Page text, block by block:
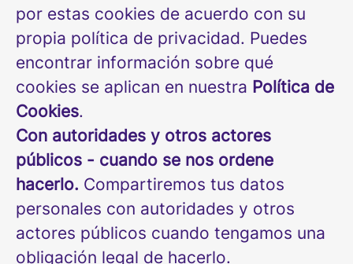
por estas cookies de acuerdo con su
propia política de privacidad. Puedes
encontrar información sobre qué
cookies se aplican en nuestra Política de
Cookies.
Con autoridades y otros actores
públicos - cuando se nos ordene
hacerlo. Compartiremos tus datos
personales con autoridades y otros
actores públicos cuando tengamos una
obligación legal de hacerlo.